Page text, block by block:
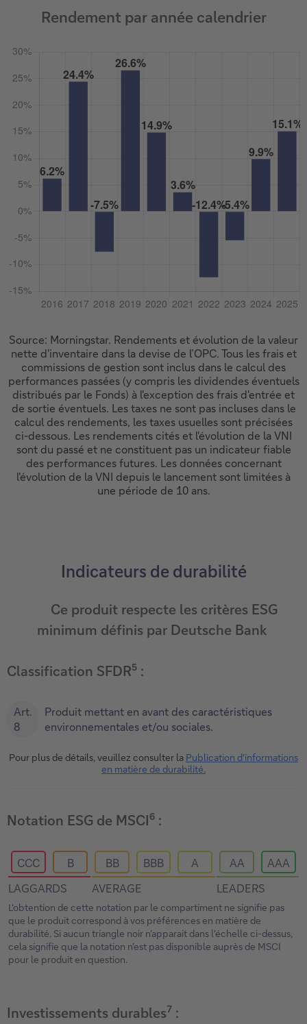
Rendement par année calendrier
Source: Morningstar. Rendements et évolution de la valeur
nette d'inventaire dans la devise de l’OPC. Tous les frais et
commissions de gestion sont inclus dans le calcul des
performances passées (y compris les dividendes éventuels
distribués par le Fonds) à l'exception des frais d'entrée et
de sortie éventuels. Les taxes ne sont pas incluses dans le
calcul des rendements, les taxes usuelles sont précisées
ci-dessous. Les rendements cités et l'évolution de la VNI
sont du passé et ne constituent pas un indicateur fiable
des performances futures. Les données concernant
l'évolution de la VNI depuis le lancement sont limitées à
une période de 10 ans.
Indicateurs de durabilité
Ce produit respecte les critères ESG
minimum définis par Deutsche Bank
Classification SFDR5 :
Art.
8
Produit mettant en avant des caractéristiques
environnementales et/ou sociales.
Pour plus de détails, veuillez consulter la Publication d'informations
en matière de durabilité.
Notation ESG de MSCI6 :
CCC B BB BBB A AA
AAA
LAGGARDS
AVERAGE LEADERS
L'obtention de cette notation par le compartiment ne signifie pas
que le produit correspond à vos préférences en matière de
durabilité. Si aucun triangle noir n’apparait dans l'échelle ci-dessus,
cela signifie que la notation n'est pas disponible auprès de MSCI
pour le produit en question.
Investissements durables7 :